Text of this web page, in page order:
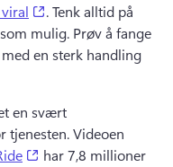
(opens in a new tab)
. Tenk alltid på
mulig. Prøv å fange
en sterk handling
en svært
tjenesten. Videoen
(opens in a new tab)
har 7,8 millioner